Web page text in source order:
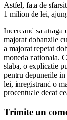
Astfel, fata de
1 milion de lei,
Incercand sa
majorat dobanzile
a majorat repetat
moneda nationala.
slaba, o explicatie
pentru depunerile in
lei, inregistrand o
procentuale decat
Trimite un